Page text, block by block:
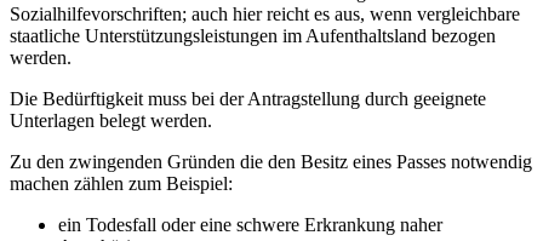
Sozialhilfevorschriften; auch hier reicht es aus, wenn vergleichbare
staatliche Unterstützungsleistungen im Aufenthaltsland bezogen
werden.
Die Bedürftigkeit muss bei der Antragstellung durch geeignete
Unterlagen belegt werden.
Zu den zwingenden Gründen die den Besitz eines Passes notwendig
machen zählen zum Beispiel:
ein Todesfall oder eine schwere Erkrankung naher